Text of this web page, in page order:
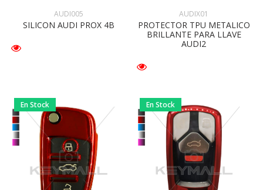
AUDI005
SILICON AUDI PROX 4B
AUDIX01
PROTECTOR TPU METALICO
BRILLANTE PARA LLAVE
AUDI2
En Stock En Stock